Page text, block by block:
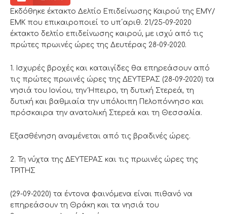
Εκδόθηκε έκτακτο Δελτίο Επιδείνωσης Καιρού της ΕΜΥ/
ΕΜΚ που επικαιροποιεί το υπ΄αριθ. 21/25-09-2020
έκτακτο δελτίο επιδείνωσης καιρού, με ισχύ από τις
πρώτες πρωινές ώρες της Δευτέρας 28-09-2020.
1. Ισχυρές βροχές και καταιγίδες θα επηρεάσουν από
τις πρώτες πρωινές ώρες της ΔΕΥΤΕΡΑΣ (28-09-2020) τα
νησιά του Ιονίου, την Ήπειρο, τη δυτική Στερεά, τη
δυτική και βαθμιαία την υπόλοιπη Πελοπόννησο και
πρόσκαιρα την ανατολική Στερεά και τη Θεσσαλία.
Εξασθένηση αναμένεται από τις βραδινές ώρες.
2. Τη νύχτα της ΔΕΥΤΕΡΑΣ και τις πρωινές ώρες της
ΤΡΙΤΗΣ
(29-09-2020) τα έντονα φαινόμενα είναι πιθανό να
επηρεάσουν τη Θράκη και τα νησιά του